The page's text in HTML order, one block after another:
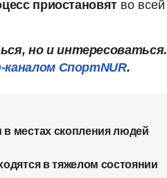
приостановятво всей
но и интересоваться.
каналом СпортNUR.
местах скопления людей
в тяжелом состоянии